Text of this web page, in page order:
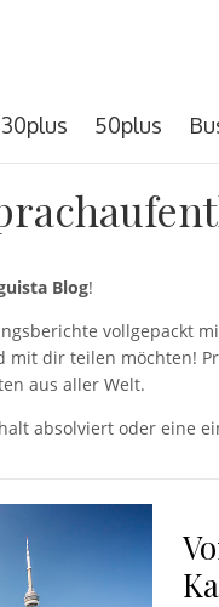
30plus 50plus
Blog!
vollgepackt
mit dir teilen möchten!
aus aller Welt.
absolviert oder eine